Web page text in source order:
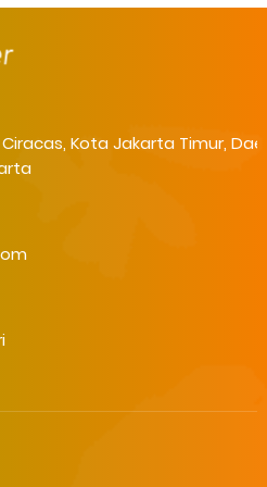
Kota Jakarta Timur,